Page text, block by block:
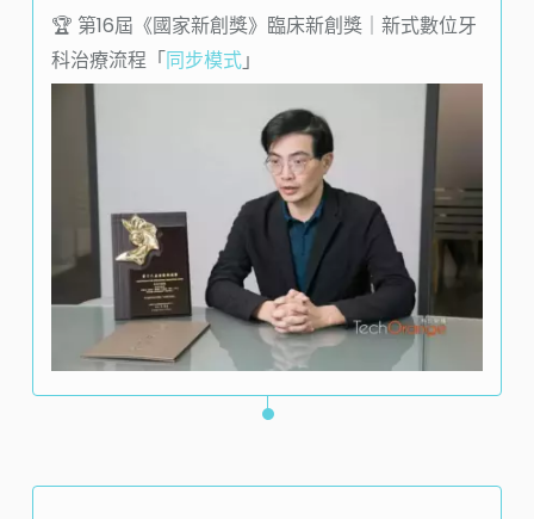
🏆️ 第16屆《國家新創獎》臨床新創獎｜新式數位牙
科治療流程「同步模式」